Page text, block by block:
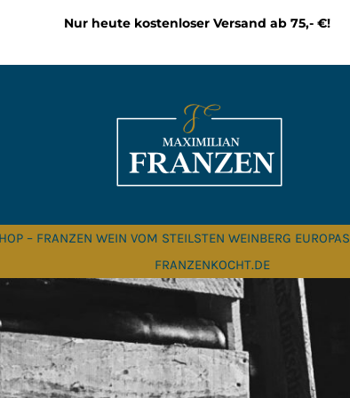
Nur heute kostenloser Versand ab 75,- €!
– FRANZEN WEIN VOM STEILSTEN WEINBERG EUROPAS
FRANZENKOCHT.DE